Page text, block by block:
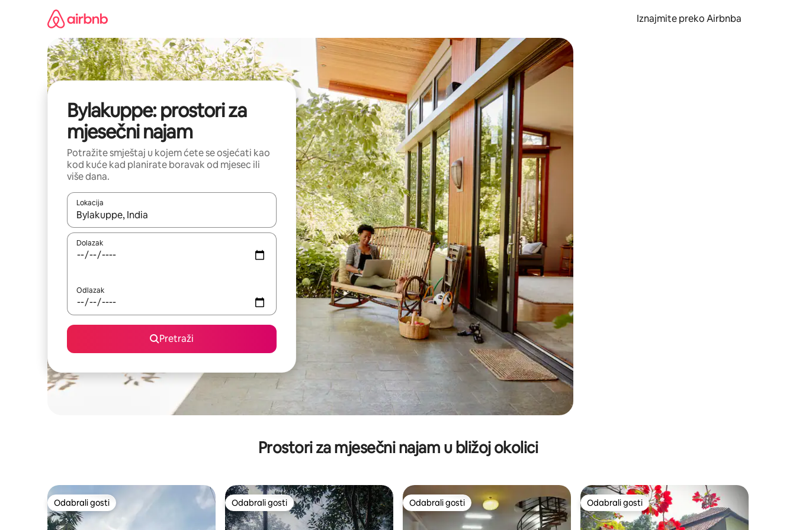
Iznajmite preko Airbnba
Bylakuppe: prostori za
mjesečni najam
Potražite smještaj u kojem ćete se osjećati kao
kod kuće kad planirate boravak od mjesec ili
više dana.
Lokacija
Kada budu dostupni rezultati, moći ćete ih pregledati koristeći se strelicama prema gore i prema dolje, kao i dodirom ili prelaskom prstom po zaslonu.
Dolazak
Odlazak
Pretraži
Prostori za mjesečni najam u bližoj okolici
Odabrali gosti
Odabrali gosti Odabrali gosti
Odabrali gosti Odabrali gosti
Odabrali gosti Odabrali gosti
Odabrali gosti